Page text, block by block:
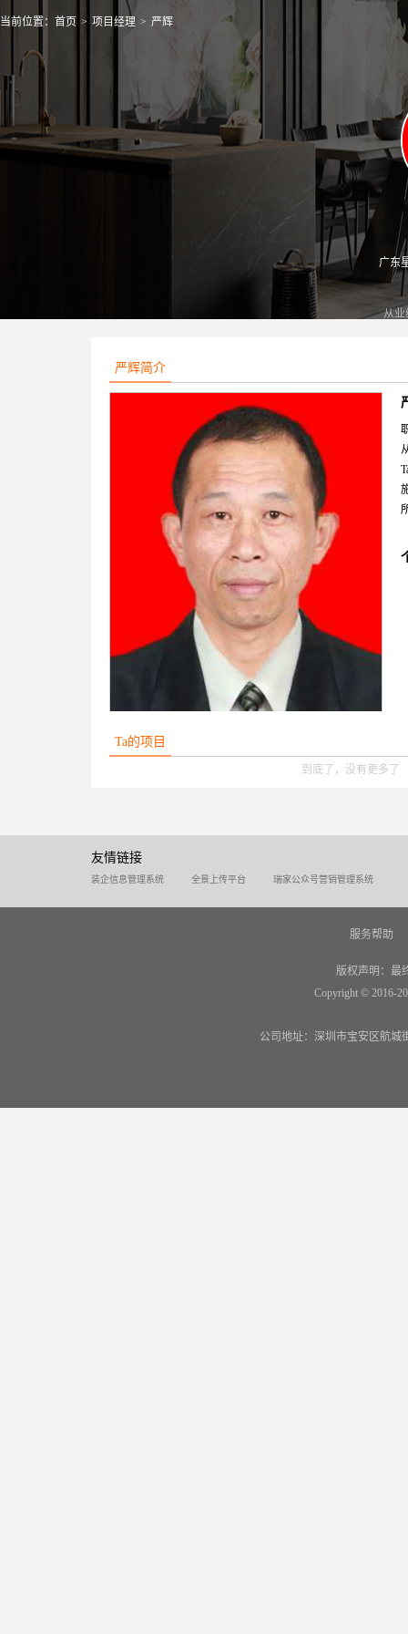
当前位置： 首页 > 项目经理 > 严辉
广东
从业
严辉简介
Ta的项目
到底了，没有更多了
友情链接
装企信息管理系统 全景上传平台 瑞家公众号营销管理系统
服务帮助
版权声明：最
Copyright © 2016-
公司地址：深圳市宝安区航城